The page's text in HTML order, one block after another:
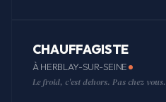
CHAUFFAGISTE
À HERBLAY-SUR-SEINE
Le froid, c'est dehors. Pas chez vous.